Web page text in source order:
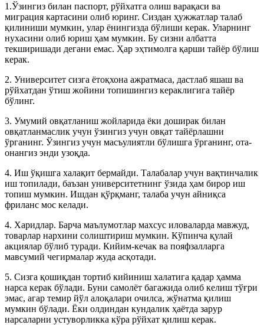
1.Ўзингиз билан паспорт, рўйхатга олиш варақаси ва
миграция картасини олиб юринг. Сиздан ҳужжатлар талаб
қилиниши мумкин, улар ёнингизда бўлиши керак. Уларнинг
нухасини олиб юриш ҳам мумкин. Бу сизни албатта
текширишади дегани емас. Ҳар эҳтимолга қарши тайёр бўлиш
керак.
2. Университет сизга ётоқхона ажратмаса, дастлаб яшаш ва
рўйхатдан ўтиш жойини топишингиз кераклигига тайёр
бўлинг.
3. Умумий овқатланиш жойларида ёки доширак билан
овқатланмаслик учун ўзингиз учун овқат тайёрлашни
ўрганинг. Ўзингиз учун масъулиятли бўлишга ўрганинг, ота-
онангиз энди узоқда.
4. Иш ўқишга халақит бермайди. Талабалар учун вақтинчалик
иш топилади, баъзан университетнинг ўзида ҳам бирор иш
топиш мумкин. Ишдан қўрқманг, талаба учун айниқса
фриланс мос келади.
4. Харидлар. Барча маълумотлар махсус иловаларда мавжуд,
товарлар нархини солиштириш мумкин. Кўпинча қулай
акциялар бўлиб туради. Кийим-кечак ва пояфзалларга
мавсумий чегирмалар жуда асқотади.
5. Сизга қошиқдан тортиб кийиниш халатига қадар ҳамма
нарса керак бўлади. Буни самолёт багажида олиб келиш тўғри
эмас, агар темир йўл алоқалари очилса, жўнатма қилиш
мумкин бўлади. Ёки олдиндан кундалик ҳаётда зарур
нарсаларни устуворликка кўра рўйхат қилиш керак.